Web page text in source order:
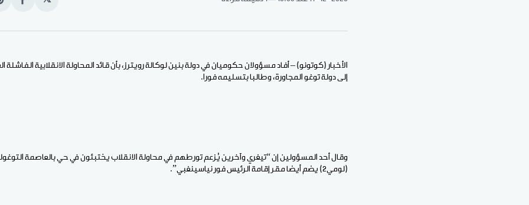
انشر
الأخبار (كوتونو) – أفاد مسؤولان حكوميان في دولة بنين لوكالة رويترز، بأن قائد المحاولة الانقلابية الفاشلة
إلى دولة توغو المجاورة، وطالبا بتسليمه فورا.
وقال أحد المسؤولين إن “تيغري وآخرين يُزعم تورطهم في محاولة الانقلاب يختبئون في حي بالعاصمة
(لومي2) يضم أيضا مقر إقامة الرئيس فور نياسينغبي”.